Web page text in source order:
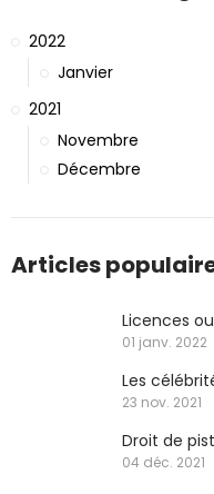
2022
Janvier
2021
Novembre
Décembre
Articles
Licences
01 janv. 2022
Les
23 nov. 2021
Droit de
04 déc. 2021